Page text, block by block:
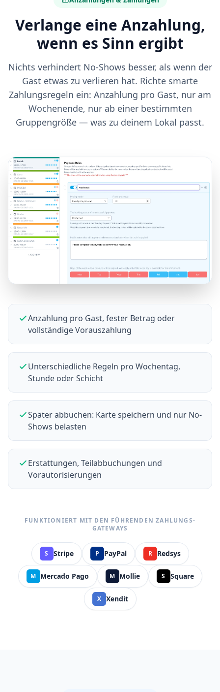
Verlange eine Anzahlung,
wenn es Sinn ergibt
Nichts verhindert No-Shows besser, als wenn der
Gast etwas zu verlieren hat. Richte smarte
Zahlungsregeln ein: Anzahlung pro Gast, nur am
Wochenende, nur ab einer bestimmten
Gruppengröße — was zu deinem Lokal passt.
Anzahlung pro Gast, fester Betrag oder
vollständige Vorauszahlung
Unterschiedliche Regeln pro Wochentag,
Stunde oder Schicht
Später abbuchen: Karte speichern und nur No-
Shows belasten
Erstattungen, Teilabbuchungen und
Vorautorisierungen
FUNKTIONIERT MIT DEN FÜHRENDEN ZAHLUNGS-
GATEWAYS
S Stripe P PayPal R Redsys
M Mercado Pago M Mollie S Square
X Xendit